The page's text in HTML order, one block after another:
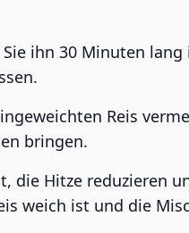
ihn 30 Minuten
Reis
bringen.
die Hitze reduzieren
weich ist und die